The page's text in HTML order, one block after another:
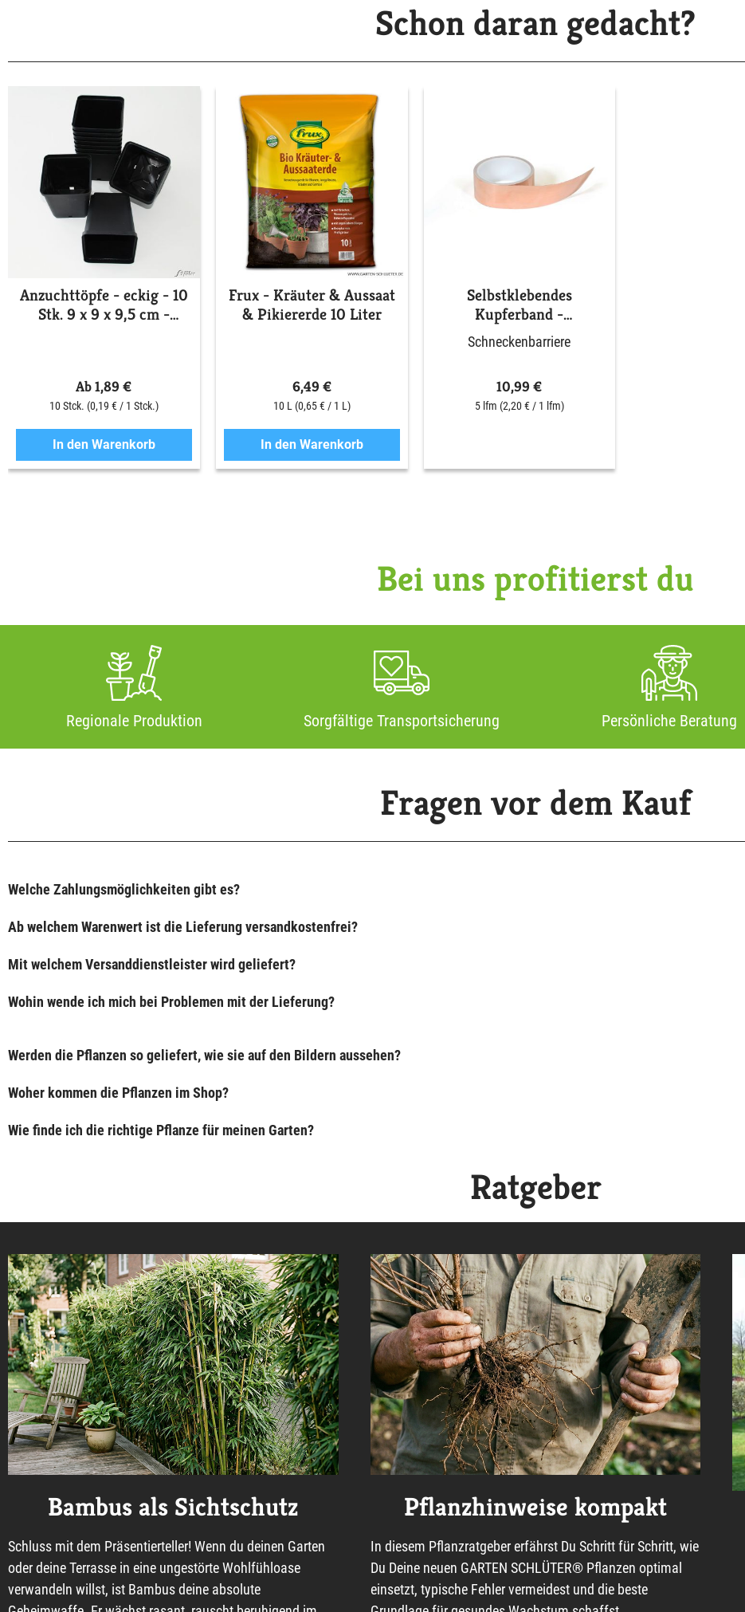
Schon daran gedacht?
Anzuchttöpfe - eckig - 10
Stk. 9 x 9 x 9,5 cm -
Ab 1,89 €
10 Stck. (0,19 € / 1 Stck.)
In den Warenkorb
Frux - Kräuter & Aussaat
& Pikiererde 10 Liter
6,49 €
10 L (0,65 € / 1 L)
In den Warenkorb
Selbstklebendes
Kupferband -
Schneckenbarriere
Schneckenbarriere
10,99 €
5 lfm (2,20 € / 1 lfm)
Bei uns profitierst du
Regionale Produktion Sorgfältige Transportsicherung Persönliche Beratung
Fragen vor dem Kauf
Welche Zahlungsmöglichkeiten gibt es?
Ab welchem Warenwert ist die Lieferung versandkostenfrei?
Mit welchem Versanddienstleister wird geliefert?
Wohin wende ich mich bei Problemen mit der Lieferung?
Werden die Pflanzen so geliefert, wie sie auf den Bildern aussehen?
Woher kommen die Pflanzen im Shop?
Wie finde ich die richtige Pflanze für meinen Garten?
Ratgeber
Bambus als Sichtschutz
Schluss mit dem Präsentierteller! Wenn du deinen Garten
oder deine Terrasse in eine ungestörte Wohlfühloase
verwandeln willst, ist Bambus deine absolute
Pflanzhinweise kompakt
In diesem Pflanzratgeber erfährst Du Schritt für Schritt, wie
Du Deine neuen GARTEN SCHLÜTER® Pflanzen optimal
einsetzt, typische Fehler vermeidest und die beste